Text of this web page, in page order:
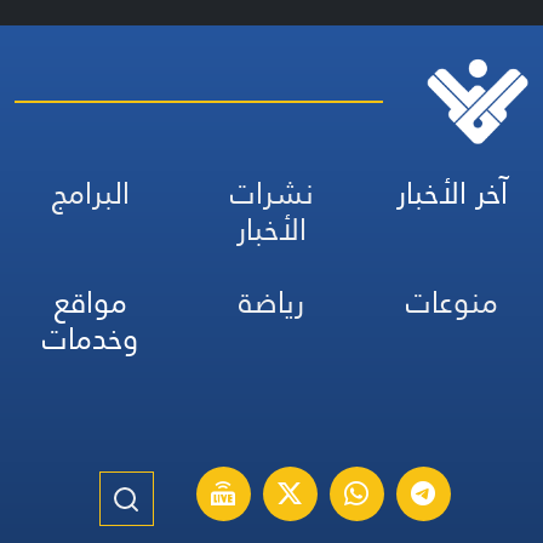
آخر الأخبار نشرات
الأخبار
البرامج
منوعات
رياضة مواقع
وخدمات